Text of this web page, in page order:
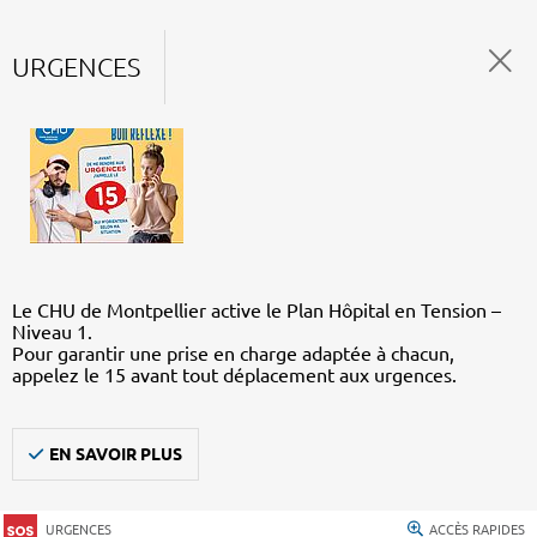
URGENCES
Le CHU de Montpellier active le Plan Hôpital en Tension –
Niveau 1.
Pour garantir une prise en charge adaptée à chacun,
appelez le 15 avant tout déplacement aux urgences.
EN SAVOIR PLUS
URGENCES ACCÈS RAPIDES